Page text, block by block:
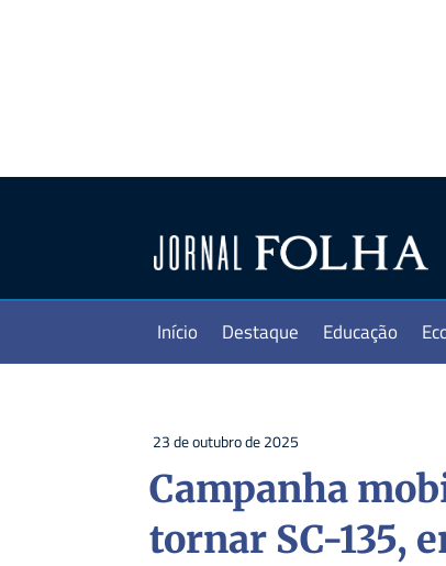
Início Destaque Educação
23 de outubro de 2025
Campanha
tornar SC-135,